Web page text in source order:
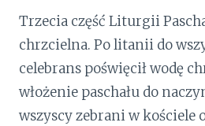
Trzecia część Liturgii
chrzcielna. Po litanii do
celebrans poświęcił wodę
włożenie paschału do
wszyscy zebrani w kościele